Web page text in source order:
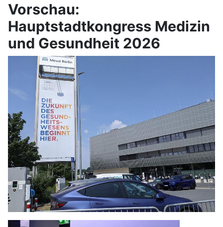
Vorschau:
Hauptstadtkongress Medizin
und Gesundheit 2026